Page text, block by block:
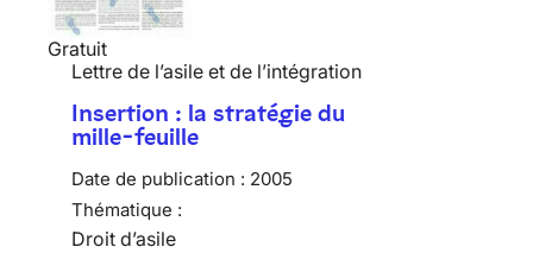
Gratuit
Lettre de l’asile et de l’intégration
Insertion : la stratégie du
mille-feuille
Date de publication : 2005
Thématique :
Droit d’asile